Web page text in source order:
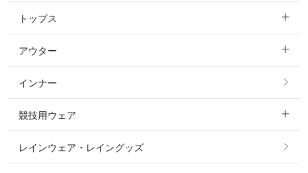
すべてのキュロット
フルグリップ・尻革 キュロット
ニーグリップ・膝革 キュロット
トップス
すべてのトップス
ポロシャツ
カットソー・Tシャツ・タンクトップ
アウター
すべてのアウター
コート
ジャケット・ブルゾン
インナー
競技用ウェア
すべての競技用ウェア
レインウェア・レイングッズ